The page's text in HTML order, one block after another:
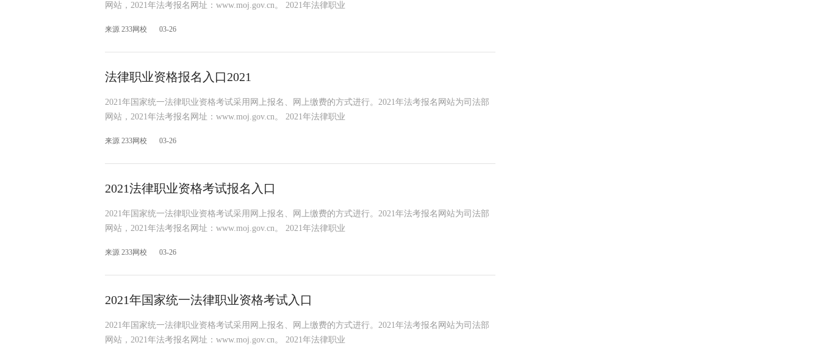
网站，2021年法考报名网址：www.moj.gov.cn。 2021年法律职业
来源 233网校 03-26
法律职业资格报名入口2021
2021年国家统一法律职业资格考试采用网上报名、网上缴费的方式进行。2021年法考报名网站为司法部
网站，2021年法考报名网址：www.moj.gov.cn。 2021年法律职业
来源 233网校 03-26
2021法律职业资格考试报名入口
2021年国家统一法律职业资格考试采用网上报名、网上缴费的方式进行。2021年法考报名网站为司法部
网站，2021年法考报名网址：www.moj.gov.cn。 2021年法律职业
来源 233网校 03-26
2021年国家统一法律职业资格考试入口
2021年国家统一法律职业资格考试采用网上报名、网上缴费的方式进行。2021年法考报名网站为司法部
网站，2021年法考报名网址：www.moj.gov.cn。 2021年法律职业